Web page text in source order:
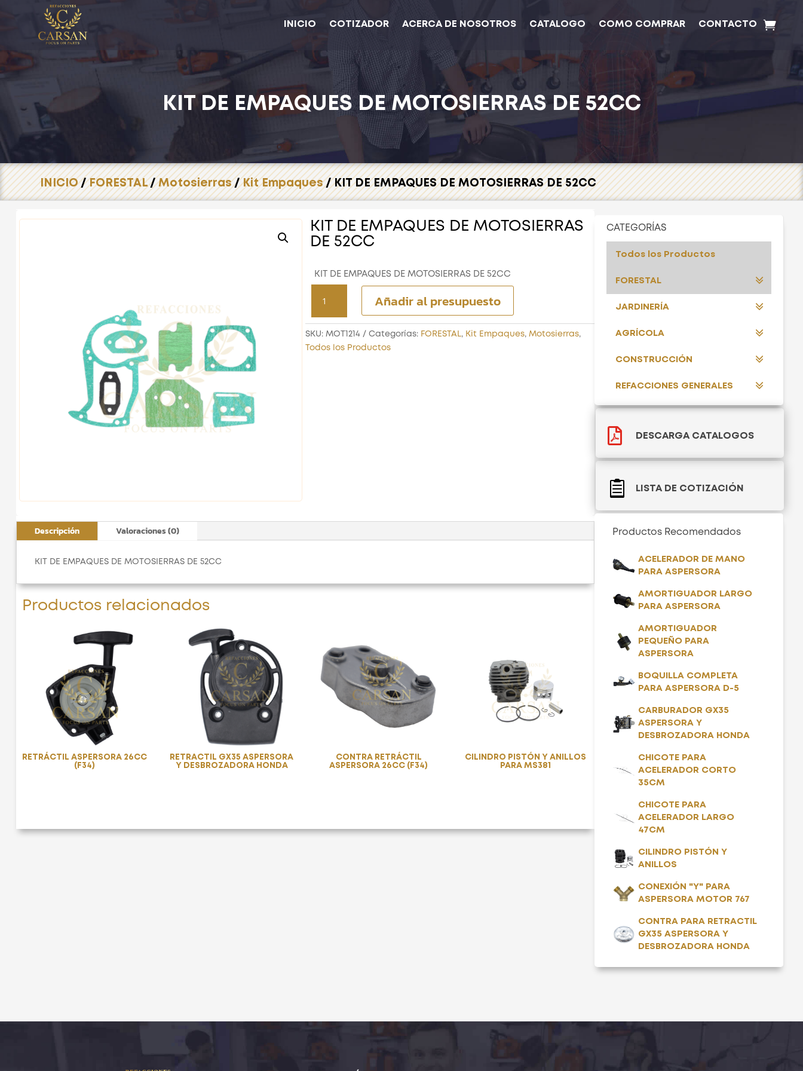
INICIO COTIZADOR ACERCA DE NOSOTROS CATALOGO COMO COMPRAR CONTACTO
KIT DE EMPAQUES DE MOTOSIERRAS DE 52CC
INICIO/FORESTAL/Motosierras/Kit Empaques/ KIT DE EMPAQUES DE MOTOSIERRAS DE 52CC
KIT DE EMPAQUES DE MOTOSIERRAS
DE 52CC
KIT DE EMPAQUES DE MOTOSIERRAS DE 52CC
EMPAQUES
DE
MOTOSIERRAS
Añadir al presupuesto
SKU: MOT1214 Categorías: FORESTAL, Kit Empaques, Motosierras,
Todos los Productos
Descripción Valoraciones (0)
KIT DE EMPAQUES DE MOTOSIERRAS DE 52CC
Productos relacionados
RETRÁCTIL ASPERSORA 26CC
(F34)
RETRACTIL GX35 ASPERSORA
Y DESBROZADORA HONDA
CONTRA RETRÁCTIL
ASPERSORA 26CC (F34)
CILINDRO PISTÓN Y ANILLOS
PARA MS381
CATEGORÍAS
Todos los Productos
FORESTAL
JARDINERÍA
AGRÍCOLA
CONSTRUCCIÓN
REFACCIONES GENERALES
 DESCARGA CATALOGOS
 LISTA DE COTIZACIÓN
Productos Recomendados
ACELERADOR DE MANO
PARA ASPERSORA
AMORTIGUADOR LARGO
PARA ASPERSORA
AMORTIGUADOR
PEQUEÑO PARA
ASPERSORA
BOQUILLA COMPLETA
PARA ASPERSORA D-5
CARBURADOR GX35
ASPERSORA Y
DESBROZADORA HONDA
CHICOTE PARA
ACELERADOR CORTO
35CM
CHICOTE PARA
ACELERADOR LARGO
47CM
CILINDRO PISTÓN Y
ANILLOS
CONEXIÓN "Y" PARA
ASPERSORA MOTOR 767
CONTRA PARA RETRACTIL
GX35 ASPERSORA Y
DESBROZADORA HONDA